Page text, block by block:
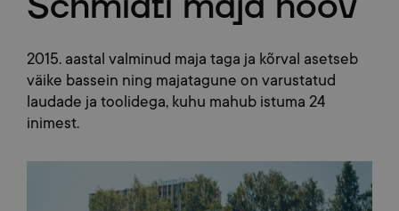
2015. aastal valminud maja taga ja kõrval asetseb
väike bassein ning majatagune on varustatud
laudade ja toolidega, kuhu mahub istuma 24
inimest.